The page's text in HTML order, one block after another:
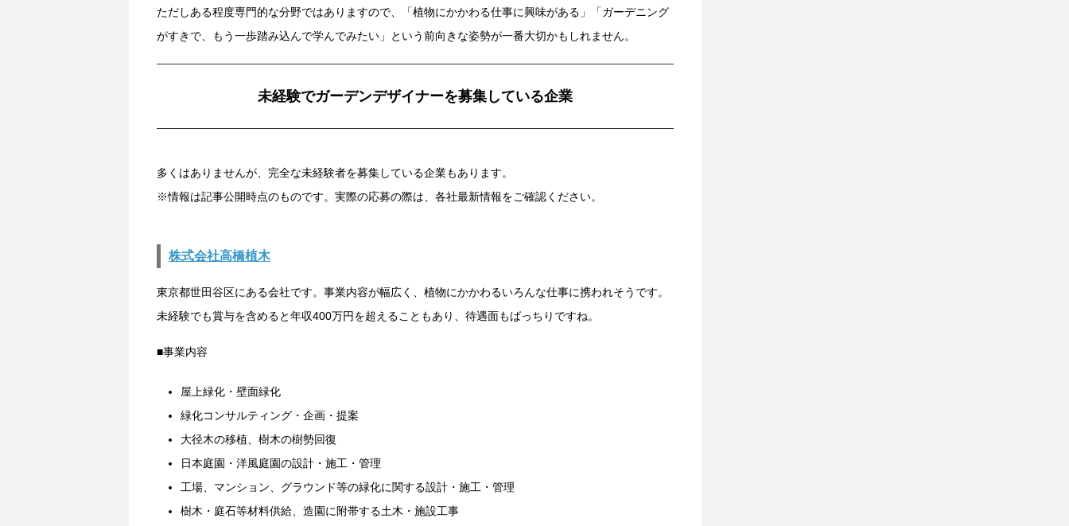
ただしある程度専門的な分野ではありますので、「植物にかかわる仕事に興味がある」「ガーデニング
がすきで、もう一歩踏み込んで学んでみたい」という前向きな姿勢が一番大切かもしれません。
未経験でガーデンデザイナーを募集している企業
多くはありませんが、完全な未経験者を募集している企業もあります。
※情報は記事公開時点のものです。実際の応募の際は、各社最新情報をご確認ください。
株式会社高橋植木
東京都世田谷区にある会社です。事業内容が幅広く、植物にかかわるいろんな仕事に携われそうです。
未経験でも賞与を含めると年収400万円を超えることもあり、待遇面もばっちりですね。
■事業内容
屋上緑化・壁面緑化
緑化コンサルティング・企画・提案
大径木の移植、樹木の樹勢回復
日本庭園・洋風庭園の設計・施工・管理
工場、マンション、グラウンド等の緑化に関する設計・施工・管理
樹木・庭石等材料供給、造園に附帯する土木・施設工事